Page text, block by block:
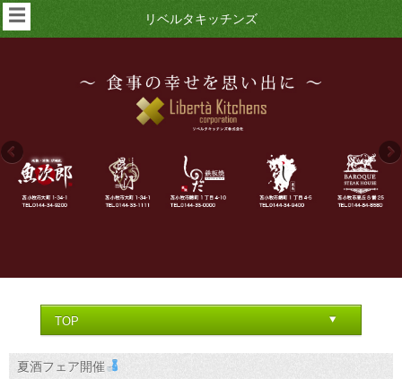
リベルタキッチンズ
☰
夏酒フェア開催